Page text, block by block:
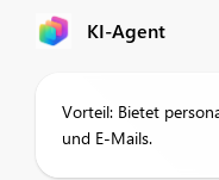
KI-Agent
Vorteil: Bietet
und E-Mails.